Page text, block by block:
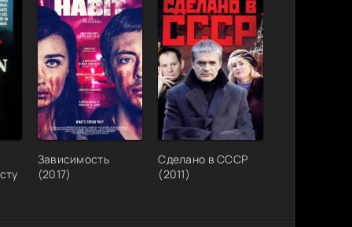
618.84
MB
1 0
930.40
MB
0 1
465.80
MB
1 0
788.39
MB
1 0
299.10
0
MB
Зависимость
(2017)
Сделано в СССР
(2011)